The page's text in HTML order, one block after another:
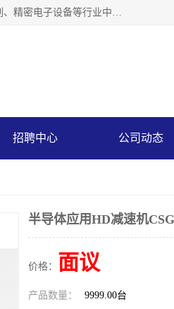
上海浜田实业有限公司专业致力于传动控制行业。面向工业机器人、半导体、机床、船舶、点胶、印刷、精密电子设备等行业中的运动控制技术。为日本哈默纳科（HarmonicDrive简称HD）中国地区定代理商，其生产的HarmonicDrive谐波减速机，具有轻量、小型、传动效率高、减速范围广、精度高等特点，被广泛应用于各种传动系统中。完善的技术，完善的售后，让您的选择无后顾之忧，欢迎您的来电洽谈！
招聘中心 公司动态
半导体应用HD减速机
价格： 面议
产品数量： 9999.00台